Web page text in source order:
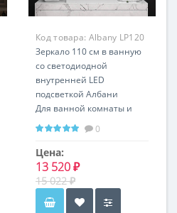
Код товара: Albany LP120
Зеркало 110 см в ванную
со светодиодной
внутренней LED
подсветкой Албани
Для ванной комнаты и
любого помещения
0
Цена:
13 520 ₽
15 022 ₽